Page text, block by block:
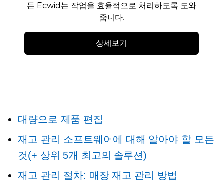
든 Ecwid는 작업을 효율적으로 처리하도록 도와
줍니다.
상세보기
대량으로 제품 편집
재고 관리 소프트웨어에 대해 알아야 할 모든
것(+ 상위 5개 최고의 솔루션)
재고 관리 절차: 매장 재고 관리 방법